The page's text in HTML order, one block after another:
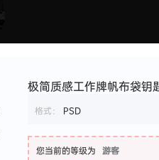
极简质感工作牌帆布袋钥
格式： PSD
您当前的等级为 游客